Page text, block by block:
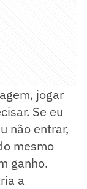
jogar
Se eu
não entrar,
mesmo
ganho.
a